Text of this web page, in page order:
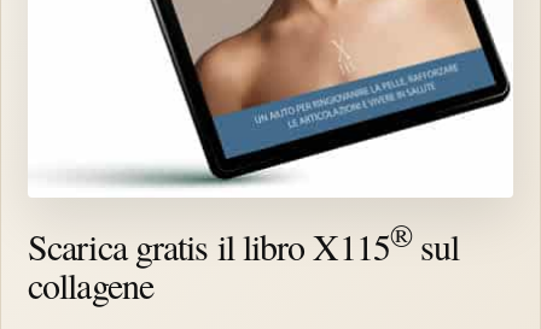
Scarica gratis il libro X115®sul
collagene